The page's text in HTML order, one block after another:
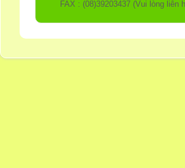
FAX : (08)39203437 (Vui lòng liên